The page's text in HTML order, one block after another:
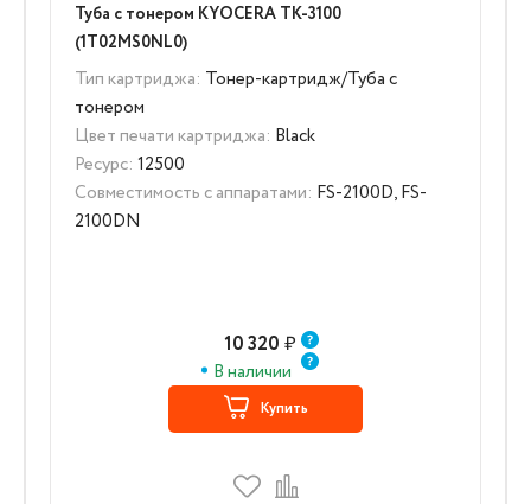
Туба с тонером KYOCERA TK-3100
(1T02MS0NL0)
Тип картриджа: Тонер-картридж/Туба с
тонером
Цвет печати картриджа: Black
Ресурс: 12500
Совместимость с аппаратами: FS-2100D, FS-
2100DN
10 320 ₽
В наличии
Купить